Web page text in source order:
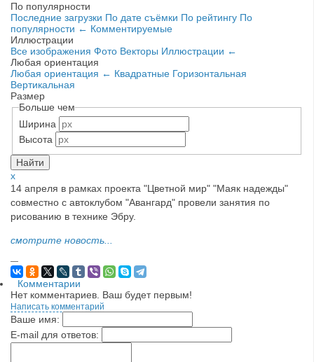
По популярности
Последние загрузки По дате съёмки По рейтингу По
популярности ← Комментируемые
Иллюстрации
Все изображения Фото Векторы Иллюстрации ←
Любая ориентация
Любая ориентация ← Квадратные Горизонтальная
Вертикальная
Размер
Больше чем
Ширина
Высота
x
14 апреля в рамках проекта "Цветной мир" "Маяк надежды"
совместно с автоклубом "Авангард" провели занятия по
рисованию в технике Эбру.
смотрите новость...
—
Комментарии
Нет комментариев. Ваш будет первым!
Написать комментарий
Ваше имя:
E-mail для ответов: